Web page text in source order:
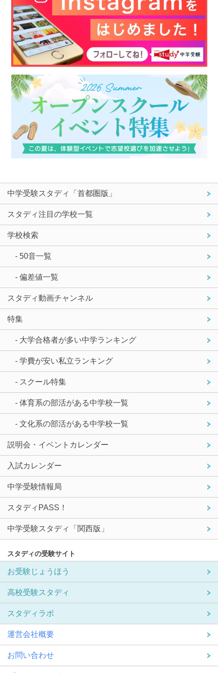
中学受験スタディ「首都圏版」
スタディ注目の学校一覧
学校検索
- 50音一覧
- 偏差値一覧
スタディ動画チャンネル
特集
- 大学合格者が多い中学ランキング
- 学費が安い私立ランキング
- スクール特集
- 体育系の部活がある中学校一覧
- 文化系の部活がある中学校一覧
説明会・イベントカレンダー
入試カレンダー
中学受験情報局
スタディPASS！
中学受験スタディ「関西版」
スタディの受験サイト
お受験じょうほう
高校受験スタディ
スタディラボ
運営会社概要
お問い合わせ